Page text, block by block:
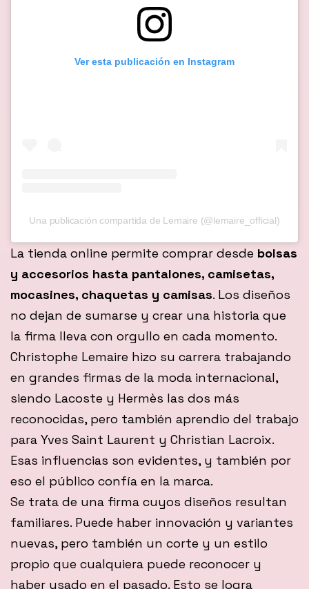
Ver esta publicación en Instagram
Una publicación compartida de Lemaire (@lemaire_official)
La tienda online permite comprar desde bolsas
y accesorios hasta pantalones, camisetas,
mocasines, chaquetas y camisas. Los diseños
no dejan de sumarse y crear una historia que
la firma lleva con orgullo en cada momento.
Christophe Lemaire hizo su carrera trabajando
en grandes firmas de la moda internacional,
siendo Lacoste y Hermès las dos más
reconocidas, pero también aprendio del trabajo
para Yves Saint Laurent y Christian Lacroix.
Esas influencias son evidentes, y también por
eso el público confía en la marca.
Se trata de una firma cuyos diseños resultan
familiares. Puede haber innovación y variantes
nuevas, pero también un corte y un estilo
propio que cualquiera puede reconocer y
haber usado en el pasado. Esto se logra